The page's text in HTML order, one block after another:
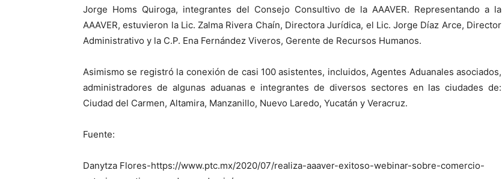
Jorge Homs Quiroga, integrantes del Consejo Consultivo de la AAAVER. Representando a la
AAAVER, estuvieron la Lic. Zalma Rivera Chaín, Directora Jurídica, el Lic. Jorge Díaz Arce, Director
Administrativo y la C.P. Ena Fernández Viveros, Gerente de Recursos Humanos.
Asimismo se registró la conexión de casi 100 asistentes, incluidos, Agentes Aduanales asociados,
administradores de algunas aduanas e integrantes de diversos sectores en las ciudades de:
Ciudad del Carmen, Altamira, Manzanillo, Nuevo Laredo, Yucatán y Veracruz.
Fuente:
Danytza Flores-https://www.ptc.mx/2020/07/realiza-aaaver-exitoso-webinar-sobre-comercio-